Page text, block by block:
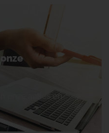
onze acties en